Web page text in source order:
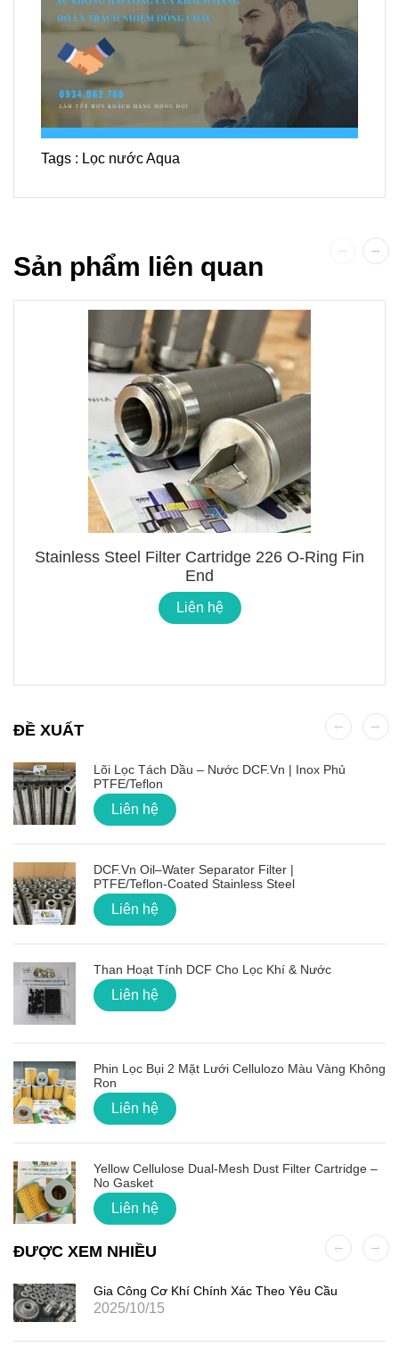
Tags : Lọc nước Aqua
Sản phẩm liên quan
Stainless Steel Filter Cartridge 226 O-Ring Fin
End
Liên hệ
ĐỀ XUẤT
Lõi Lọc Tách Dầu – Nước DCF.vn | Inox Phủ
PTFE/Teflon
Liên hệ
DCF.vn Oil–Water Separator Filter |
PTFE/Teflon‑Coated Stainless Steel
Liên hệ
Than Hoạt Tính DCF Cho Lọc Khí & Nước
Liên hệ
Phin Lọc Bụi 2 Mặt Lưới Cellulozo Màu Vàng Không
Ron
Liên hệ
Yellow Cellulose Dual-Mesh Dust Filter Cartridge –
No Gasket
Liên hệ
ĐƯỢC XEM NHIỀU
Gia Công Cơ Khí Chính Xác Theo Yêu Cầu
2025/10/15